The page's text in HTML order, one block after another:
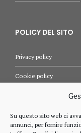
Su questo sito web ci
annunci, per fornire
POLICY DEL SITO
Privacy policy
Cookie policy
Termini e condizioni
Diritti dell’utente